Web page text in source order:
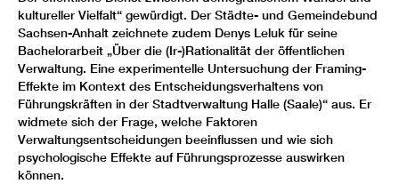
kultureller Vielfalt“ gewürdigt. Der Städte- und Gemeindebund
Sachsen-Anhalt zeichnete zudem Denys Leluk für seine
Bachelorarbeit „Über die (Ir-)Rationalität der öffentlichen
Verwaltung. Eine experimentelle Untersuchung der Framing-
Effekte im Kontext des Entscheidungsverhaltens von
Führungskräften in der Stadtverwaltung Halle (Saale)“ aus. Er
widmete sich der Frage, welche Faktoren
Verwaltungsentscheidungen beeinflussen und wie sich
psychologische Effekte auf Führungsprozesse auswirken
können.